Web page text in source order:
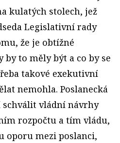
kulatých stolech, jež
Legislativní rady
že je obtížné
to měly být a co by se
takové exekutivní
nemohla. Poslanecká
schválit vládní návrhy
rozpočtu a tím vládu,
oporu mezi poslanci,